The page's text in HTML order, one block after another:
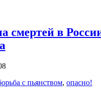
смертей в
с пьянством, опасно!